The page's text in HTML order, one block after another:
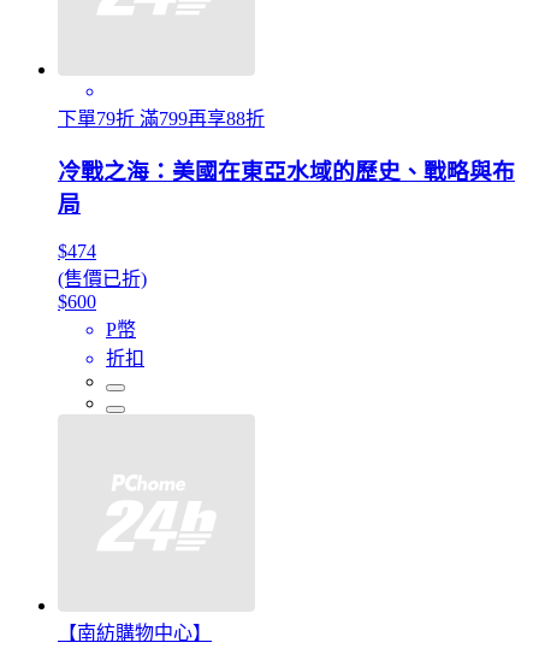
下單79折 滿799再享88折
冷戰之海：美國在東亞水域的歷史、戰略與布
局
$474
(售價已折)
$600
P幣
折扣
【南紡購物中心】